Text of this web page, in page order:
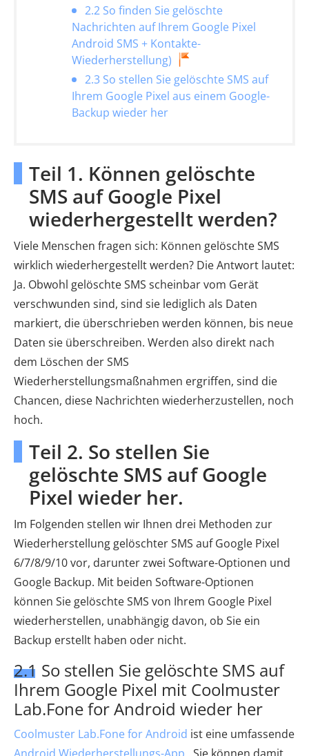
2.2 So finden Sie gelöschte
Nachrichten auf Ihrem Google Pixel
Android SMS + Kontakte-
Wiederherstellung)
2.3 So stellen Sie gelöschte SMS auf
Ihrem Google Pixel aus einem Google-
Backup wieder her
Teil 1. Können gelöschte
SMS auf Google Pixel
wiederhergestellt werden?
Viele Menschen fragen sich: Können gelöschte SMS
wirklich wiederhergestellt werden? Die Antwort lautet:
Ja. Obwohl gelöschte SMS scheinbar vom Gerät
verschwunden sind, sind sie lediglich als Daten
markiert, die überschrieben werden können, bis neue
Daten sie überschreiben. Werden also direkt nach
dem Löschen der SMS
Wiederherstellungsmaßnahmen ergriffen, sind die
Chancen, diese Nachrichten wiederherzustellen, noch
hoch.
Teil 2. So stellen Sie
gelöschte SMS auf Google
Pixel wieder her.
Im Folgenden stellen wir Ihnen drei Methoden zur
Wiederherstellung gelöschter SMS auf Google Pixel
6/7/8/9/10 vor, darunter zwei Software-Optionen und
Google Backup. Mit beiden Software-Optionen
können Sie gelöschte SMS von Ihrem Google Pixel
wiederherstellen, unabhängig davon, ob Sie ein
Backup erstellt haben oder nicht.
2.1 So stellen Sie gelöschte SMS auf
Ihrem Google Pixel mit Coolmuster
Lab.Fone for Android wieder her
Coolmuster Lab.Fone for Android ist eine umfassende